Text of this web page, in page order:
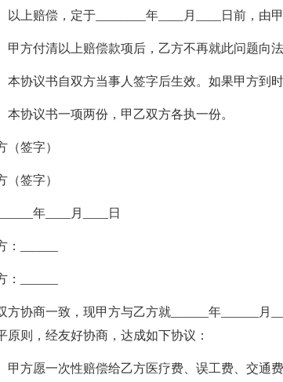
以上赔偿，定于________年____月____日前，由
甲方付清以上赔偿款项后，乙方不再就此问题向
本协议书自双方当事人签字后生效。如果甲方到
本协议书一项两份，甲乙双方各执一份。
（签字）
（签字）
年____月____日
：______
：______
方协商一致，现甲方与乙方就______年______月
原则，经友好协商，达成如下协议：
甲方愿一次性赔偿给乙方医疗费、误工费、交通